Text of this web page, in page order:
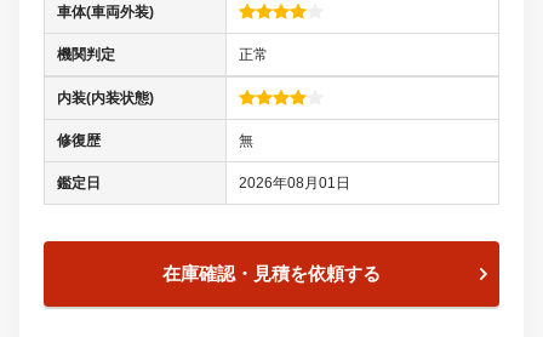
車体(車両外装)
機関判定 正常
内装(内装状態)
修復歴 無
鑑定日 2026年08月01日
在庫確認・見積を依頼する